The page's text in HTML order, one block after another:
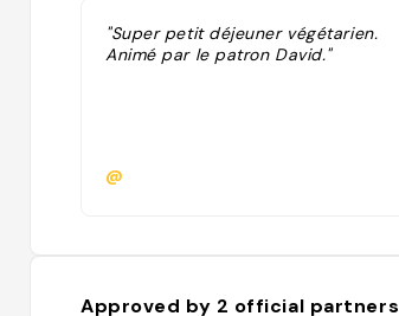
"Super petit déjeuner végétarien.
Animé par le patron David."
@
Approved by 2 official partners